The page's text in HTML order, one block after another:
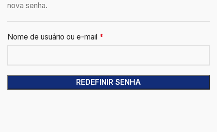
nova senha.
Nome de usuário ou e-mail *
REDEFINIR SENHA